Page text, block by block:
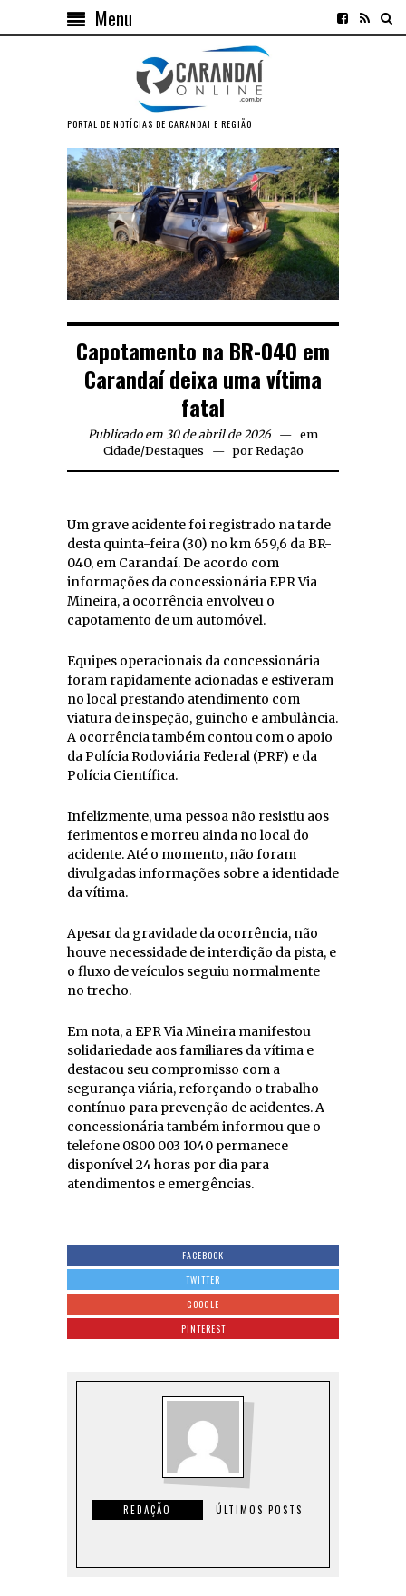
Menu
PORTAL DE NOTÍCIAS DE CARANDAI E REGIÃO
Capotamento na BR-040 em
Carandaí deixa uma vítima
fatal
Publicado em 30 de abril de 2026
em
Cidade/Destaques por Redação
Um grave acidente foi registrado na tarde
desta quinta-feira (30) no km 659,6 da BR-
040, em Carandaí. De acordo com
informações da concessionária EPR Via
Mineira, a ocorrência envolveu o
capotamento de um automóvel.
Equipes operacionais da concessionária
foram rapidamente acionadas e estiveram
no local prestando atendimento com
viatura de inspeção, guincho e ambulância.
A ocorrência também contou com o apoio
da Polícia Rodoviária Federal (PRF) e da
Polícia Científica.
Infelizmente, uma pessoa não resistiu aos
ferimentos e morreu ainda no local do
acidente. Até o momento, não foram
divulgadas informações sobre a identidade
da vítima.
Apesar da gravidade da ocorrência, não
houve necessidade de interdição da pista, e
o fluxo de veículos seguiu normalmente
no trecho.
Em nota, a EPR Via Mineira manifestou
solidariedade aos familiares da vítima e
destacou seu compromisso com a
segurança viária, reforçando o trabalho
contínuo para prevenção de acidentes. A
concessionária também informou que o
telefone 0800 003 1040 permanece
disponível 24 horas por dia para
atendimentos e emergências.
FACEBOOK
TWITTER
GOOGLE
PINTEREST
REDAÇÃO ÚLTIMOS POSTS